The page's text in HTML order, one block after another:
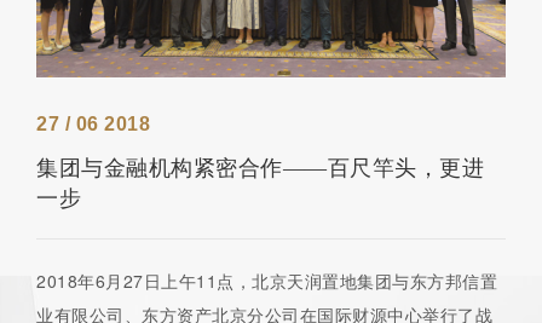
27 / 06 2018
集团与金融机构紧密合作——百尺竿头，更进
一步
2018年6月27日上午11点，北京天润置地集团与东方邦信置
业有限公司、东方资产北京分公司在国际财源中心举行了战